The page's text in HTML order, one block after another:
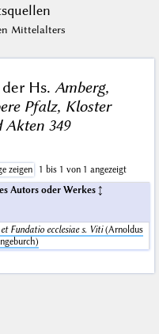
Mittelalters
Hs. Amberg,
Pfalz, Kloster
Akten 349
zeigen
1 bis 1 von 1 angezeigt
Autors oder Werkes
Fundatio ecclesiae s. Viti(Arnoldus